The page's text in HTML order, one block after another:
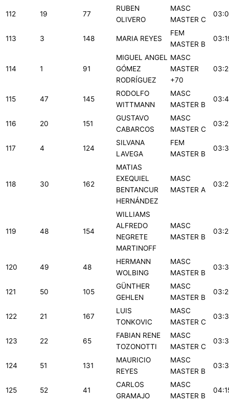
112 19 77
RUBEN
OLIVERO
MASC
MASTER C
113 3 148 MARIA REYES
FEM
MASTER B
114 1 91
MIGUEL ANGEL
GÓMEZ
RODRÍGUEZ
MASC
MASTER
+70
115 47 145
RODOLFO
WITTMANN
MASC
MASTER B
116 20 151
GUSTAVO
CABARCOS
MASC
MASTER C
117 4 124
SILVANA
LAVEGA
FEM
MASTER B
118 30 162
MATIAS
EXEQUIEL
BENTANCUR
HERNÁNDEZ
MASC
MASTER A
119 48 154
WILLIAMS
ALFREDO
NEGRETE
MARTINOFF
MASC
MASTER B
120 49 48
HERMANN
WOLBING
MASC
MASTER B
121 50 105
GÜNTHER
GEHLEN
MASC
MASTER B
122 21 167
LUIS
TONKOVIC
MASC
MASTER C
123 22 65
FABIAN RENE
TOZONOTTI
MASC
MASTER C
124 51 131
MAURICIO
REYES
MASC
MASTER B
125 52 41
CARLOS
GRAMAJO
MASC
MASTER B